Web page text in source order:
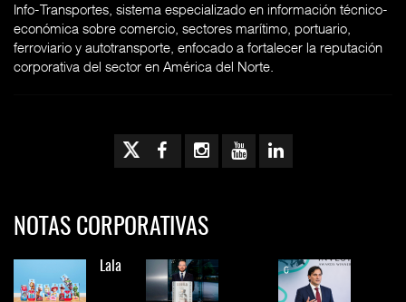
Info-Transportes, sistema especializado en información técnico-
económica sobre comercio, sectores marítimo, portuario,
ferroviario y autotransporte, enfocado a fortalecer la reputación
corporativa del sector en América del Norte.
NOTAS CORPORATIVAS
Lala